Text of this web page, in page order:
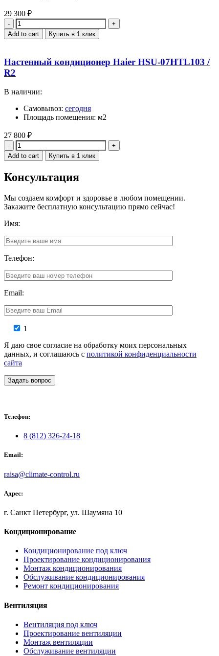
29 300 ₽
Quantity
Add to cart Купить в 1 клик
Настенный кондиционер Haier HSU-07HTL103 /
R2
В наличии:
Самовывоз: сегодня
Площадь помещения: м2
27 800 ₽
Quantity
Add to cart Купить в 1 клик
Консультация
Мы создаем комфорт и здоровье в любом помещении.
Закажите бесплатную консультацию прямо сейчас!
Имя:
Телефон:
Email:
1
Я даю свое согласие на обработку моих персональных
данных, и соглашаюсь с политикой конфиденциальности
сайта
Задать вопрос
Телефон:
8 (812) 326-24-18
Email:
raisa@climate-control.ru
Адрес:
г. Санкт Петербург, ул. Шаумяна 10
Кондиционирование
Кондиционирование под ключ
Проектирование кондиционирования
Монтаж кондиционирования
Обслуживание кондиционирования
Ремонт кондиционирования
Вентиляция
Вентиляция под ключ
Проектирование вентиляции
Монтаж вентиляции
Обслуживание вентиляции